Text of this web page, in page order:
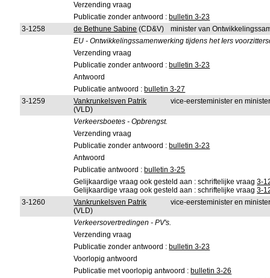
Verzending vraag
Publicatie zonder antwoord : bulletin 3-23
3-1258
de Bethune Sabine (CD&V)
minister van
EU - Ontwikkelingssamenwerking tijdens het Iers
Verzending vraag
Publicatie zonder antwoord : bulletin 3-23
Antwoord
Publicatie antwoord : bulletin 3-27
3-1259
Vankrunkelsven Patrik
(VLD)
vice-eersteminister en
Verkeersboetes - Opbrengst.
Verzending vraag
Publicatie zonder antwoord : bulletin 3-23
Antwoord
Publicatie antwoord : bulletin 3-25
Gelijkaardige vraag ook gesteld aan : schriftelijke vraag3-
Gelijkaardige vraag ook gesteld aan : schriftelijke vraag3-
3-1260
Vankrunkelsven Patrik
(VLD)
vice-eersteminister en
Verkeersovertredingen - PV's.
Verzending vraag
Publicatie zonder antwoord : bulletin 3-23
Voorlopig antwoord
Publicatie met voorlopig antwoord : bulletin 3-26